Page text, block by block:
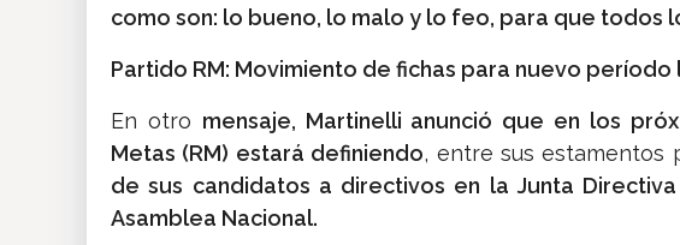
como son: lo bueno, lo malo y lo feo, para que todos
Partido RM: Movimiento de fichas para nuevo
En otro mensaje, Martinelli anunció que en los
Metas (RM) estará definiendo, entre sus estamentos
de sus candidatos a directivos en la Junta Directiva
Asamblea Nacional.